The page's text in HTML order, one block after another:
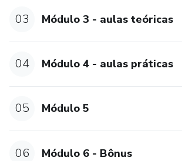
- Medos e Traumas
- Socialização
03 Módulo 3 - aulas teóricas
04 Módulo 4 - aulas práticas
05 Módulo 5
06 Módulo 6 - Bônus